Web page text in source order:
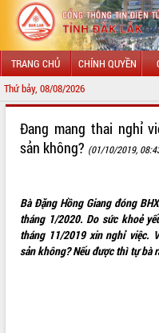
TRANG CHỦ CHÍNH QUYỀN
Thứ bảy, 08/08/2026
LÃNH ĐẠO UBND TỈNH
SỞ, BAN, NGÀNH
UBND CÁC XÃ, PHƯỜNG
Đang mang thai nghỉ
sản không? (01/10/2019,
Bà Đặng Hồng Giang đóng
tháng 1/2020. Do sức khoẻ
tháng 11/2019 xin nghỉ việc.
sản không? Nếu được thì tự bà